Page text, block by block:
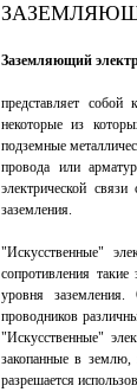
Заземляющий
представляет собой
некоторые из
подземные
провода или
электрической
заземления.
"Искусственные"
сопротивления
уровня
проводников
"Искусственные"
закопанные в землю,
разрешается